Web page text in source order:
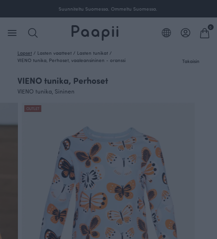
Suunniteltu Suomessa. Ommeltu Suomessa.
0
Lapset / Lasten vaatteet / Lasten tunikat /
VIENO tunika, Perhoset, vaaleansininen - oranssi
Takaisin
VIENO tunika, Perhoset
VIENO tunika, Sininen
OUTLET